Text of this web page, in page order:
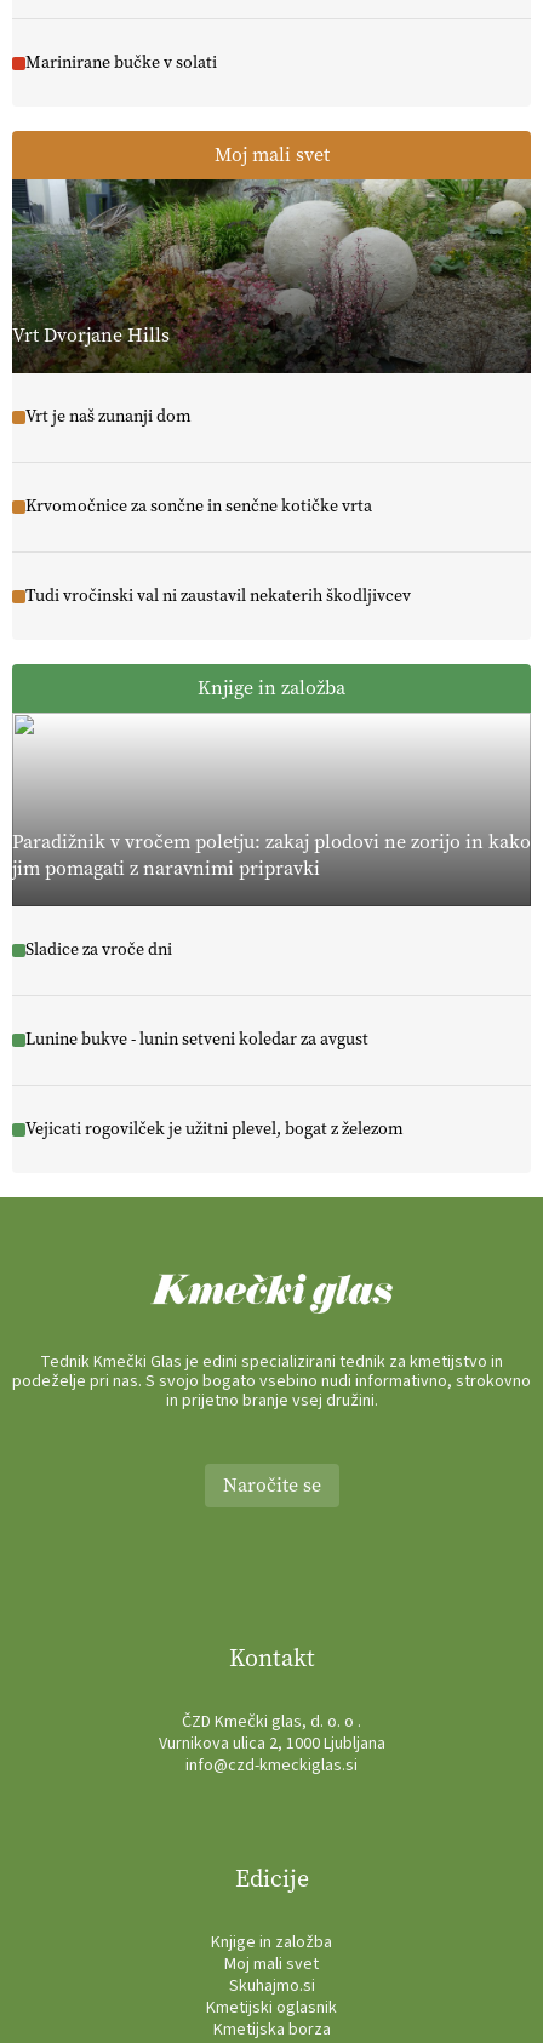
Marinirane bučke v solati
Moj mali svet
Vrt Dvorjane Hills
Vrt je naš zunanji dom
Krvomočnice za sončne in senčne kotičke vrta
Tudi vročinski val ni zaustavil nekaterih škodljivcev
Knjige in založba
Paradižnik v vročem poletju: zakaj plodovi ne zorijo in kako
jim pomagati z naravnimi pripravki
Sladice za vroče dni
Lunine bukve - lunin setveni koledar za avgust
Vejicati rogovilček je užitni plevel, bogat z železom
Tednik Kmečki Glas je edini specializirani tednik za kmetijstvo in
podeželje pri nas. S svojo bogato vsebino nudi informativno, strokovno
in prijetno branje vsej družini.
Naročite se
Kontakt
ČZD Kmečki glas, d. o. o .
Vurnikova ulica 2, 1000 Ljubljana
info@czd-kmeckiglas.si
Edicije
Knjige in založba
Moj mali svet
Skuhajmo.si
Kmetijski oglasnik
Kmetijska borza